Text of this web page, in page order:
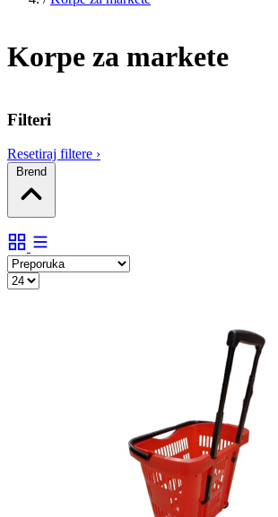
Korpe za markete
Filteri
Resetiraj filtere ›
Brend